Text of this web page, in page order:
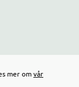
mer omvår